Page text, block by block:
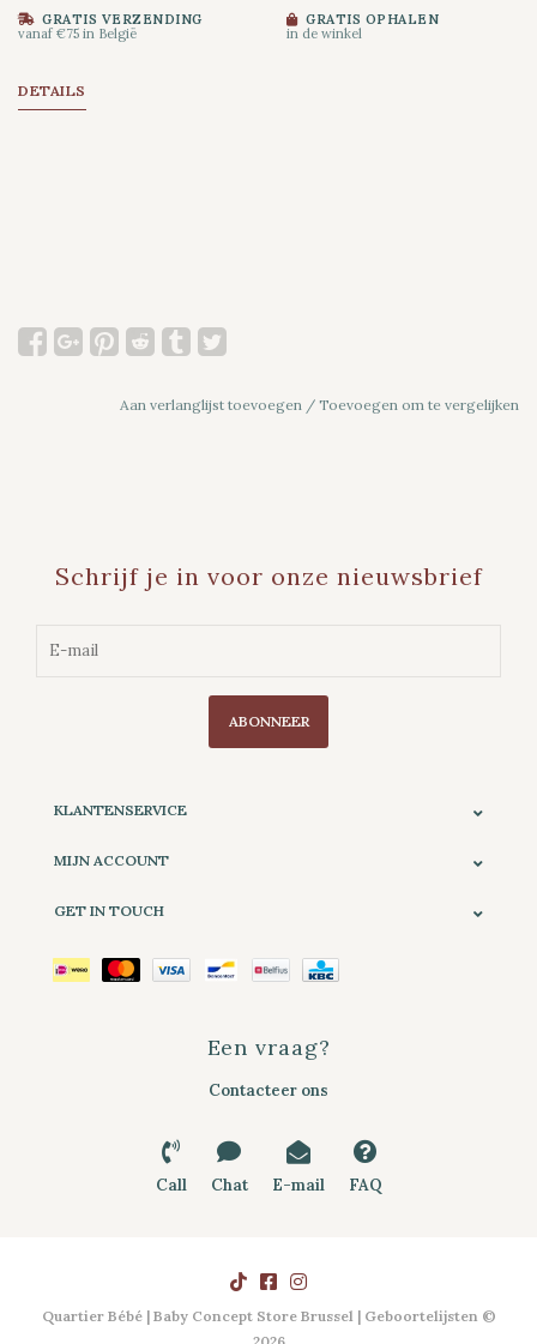
GRATIS VERZENDING
vanaf €75 in België
GRATIS OPHALEN
in de winkel
DETAILS
Aan verlanglijst toevoegen / Toevoegen om te vergelijken
Schrijf je in voor onze nieuwsbrief
ABONNEER
KLANTENSERVICE
MIJN ACCOUNT
GET IN TOUCH
Een vraag?
Contacteer ons
Call Chat E-mail FAQ
Quartier Bébé | Baby Concept Store Brussel | Geboortelijsten ©